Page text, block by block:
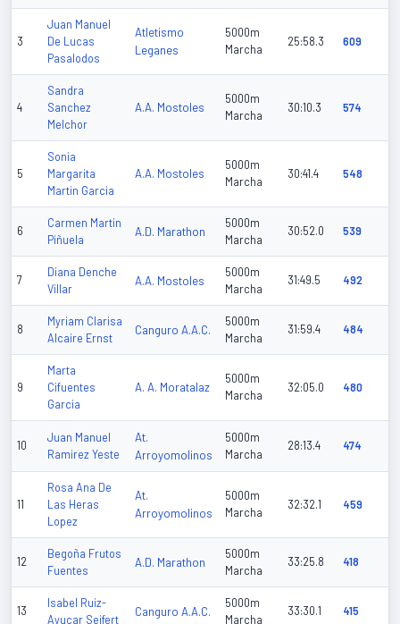
3
Juan Manuel
De Lucas
Pasalodos
Atletismo
Leganes
5000m
Marcha
25:58.3 609
4
Sandra
Sanchez
Melchor
A.A. Mostoles
5000m
Marcha
30:10.3 574
5
Sonia
Margarita
Martin Garcia
A.A. Mostoles
5000m
Marcha
30:41.4 548
6
Carmen Martin
Piñuela
A.D. Marathon
5000m
Marcha
30:52.0 539
7
Diana Denche
Villar
A.A. Mostoles
5000m
Marcha
31:49.5 492
8
Myriam Clarisa
Alcaire Ernst
Canguro A.A.C.
5000m
Marcha
31:59.4 484
9
Marta
Cifuentes
Garcia
A. A. Moratalaz
5000m
Marcha
32:05.0 480
10
Juan Manuel
Ramirez Yeste
At.
Arroyomolinos
5000m
Marcha
28:13.4 474
11
Rosa Ana De
Las Heras
Lopez
At.
Arroyomolinos
5000m
Marcha
32:32.1 459
12
Begoña Frutos
Fuentes
A.D. Marathon
5000m
Marcha
33:25.8 418
13
Isabel Ruiz-
Ayucar Seifert
Canguro A.A.C.
5000m
Marcha
33:30.1 415